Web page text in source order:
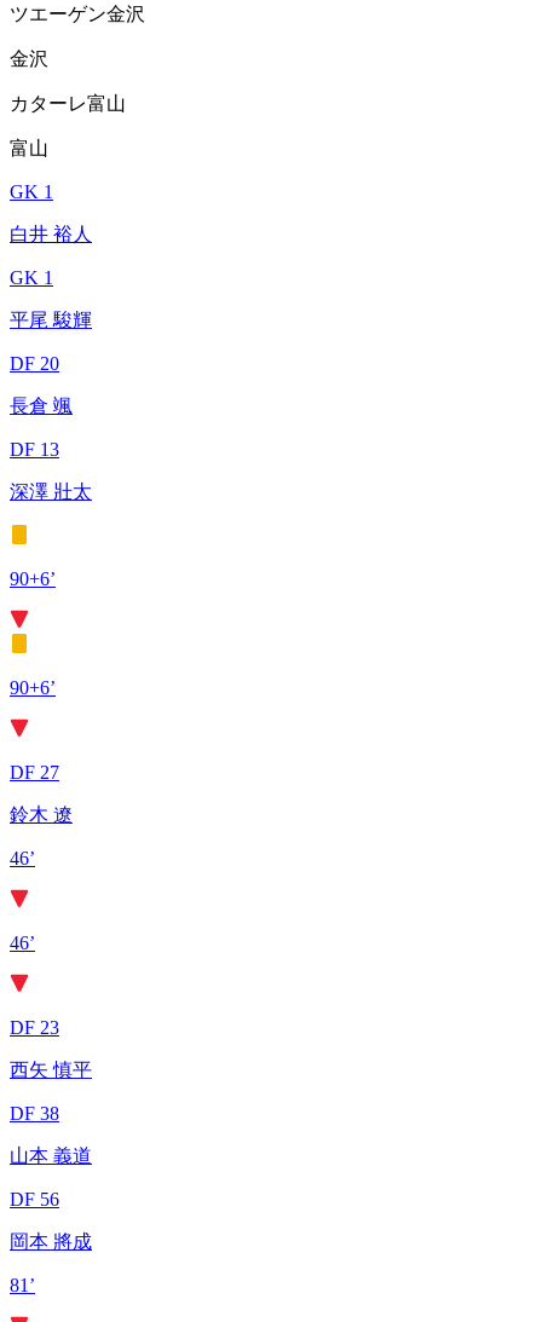
ツエーゲン金沢
金沢
カターレ富山
富山
GK 1
白井 裕人
GK 1
平尾 駿輝
DF 20
長倉 颯
DF 13
深澤 壯太
90+6’
90+6’
DF 27
鈴木 遼
46’
46’
DF 23
西矢 慎平
DF 38
山本 義道
DF 56
岡本 將成
81’